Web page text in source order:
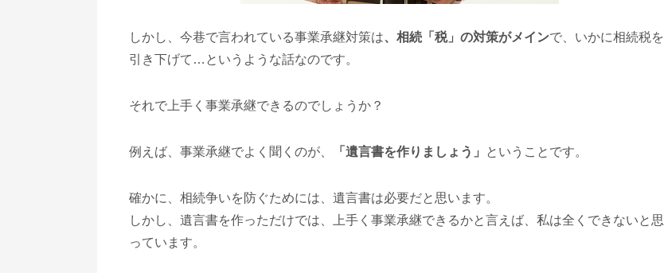
しかし、今巷で言われている事業承継対策は、相続「税」の対策がメインで、いかに相続税を
引き下げて…というような話なのです。
それで上手く事業承継できるのでしょうか？
例えば、事業承継でよく聞くのが、 「遺言書を作りましょう」 ということです。
確かに、相続争いを防ぐためには、遺言書は必要だと思います。
しかし、遺言書を作っただけでは、上手く事業承継できるかと言えば、私は全くできないと思
っています。